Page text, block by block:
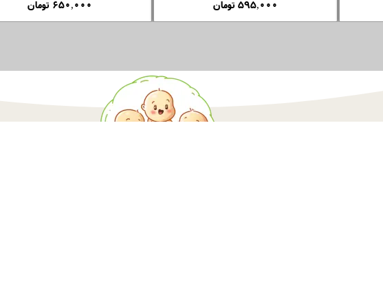
۶۵۰,۰۰۰ تومان ۵۹۵,۰۰۰ تومان